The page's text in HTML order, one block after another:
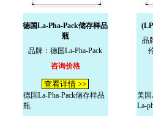
德国La-Pha-Pack储存样品
瓶
品牌：德国La-Pha-Pack
咨询价格
查看详情 >>
德国La-Pha-Pack储存样品
瓶
品
美国
La-